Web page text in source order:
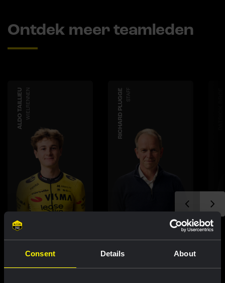
Consent Details About
Ontdek meer teamleden
ALDO TAILLIEUWIELRENNEN RICHARD PLUGGE STAFF
Uitgelichte producten